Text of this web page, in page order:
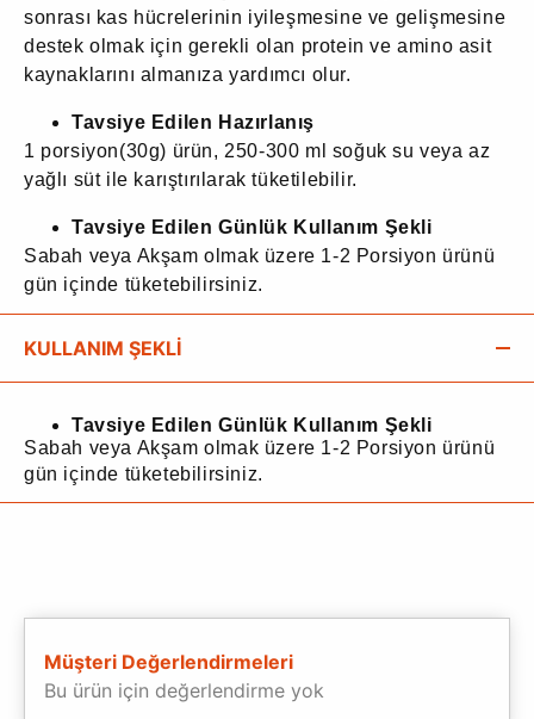
sonrası kas hücrelerinin iyileşmesine ve gelişmesine
destek olmak için gerekli olan protein ve amino asit
kaynaklarını almanıza yardımcı olur.
Tavsiye Edilen Hazırlanış
1 porsiyon(30g) ürün, 250-300 ml soğuk su veya az
yağlı süt ile karıştırılarak tüketilebilir.
Tavsiye Edilen Günlük Kullanım Şekli
Sabah veya Akşam olmak üzere 1-2 Porsiyon ürünü
gün içinde tüketebilirsiniz.
KULLANIM ŞEKLİ
Tavsiye Edilen Günlük Kullanım Şekli
Sabah veya Akşam olmak üzere 1-2 Porsiyon ürünü
gün içinde tüketebilirsiniz.
Müşteri Değerlendirmeleri
Bu ürün için değerlendirme yok